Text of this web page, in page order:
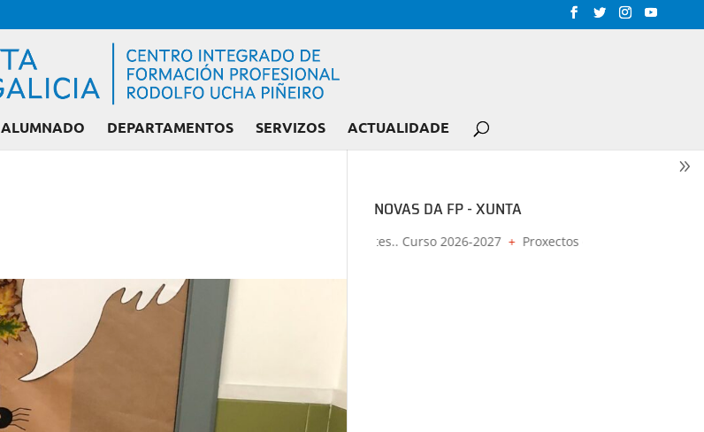
ALUMNADO DEPARTAMENTOS SERVIZOS ACTUALIDADE
NOVAS DA FP - XUNTA
Admisión FP: Ciclos liberados ou con prazas vacantes.. Curso 2026-2027+Proxectos de formación do